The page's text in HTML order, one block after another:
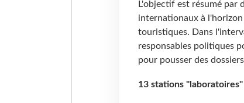
L'objectif est résumé par
internationaux à
touristiques. Dans
responsables politiques
pour pousser des
13 stations "laboratoires"